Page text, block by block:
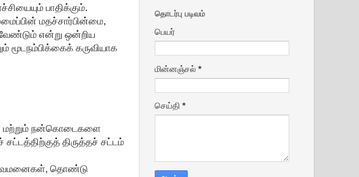
பாதிக்கும்.
மதச்சார்பின்மை,
என்று ஒன்றிய
மூடநம்பிக்கைக் கருவியாக
மற்றும் நன்கொடைகளை
திருத்தச் சட்டம்
தொண்டு
தொடர்பு படிவம்
பெயர்
மின்னஞ்சல் *
செய்தி *